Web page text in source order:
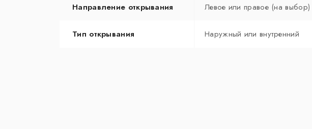
Направление открывания Левое или правое (на выбор)
Тип открывания Наружный или внутренний